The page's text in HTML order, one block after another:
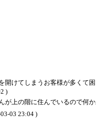
けてしまうお客様が多くて
)
上の階に住んでいるので何
03 23:04 )